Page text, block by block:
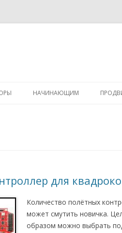
НАЧИНАЮЩИМ
для
Количество полётных
может смутить новичка.
образом можно выбрать